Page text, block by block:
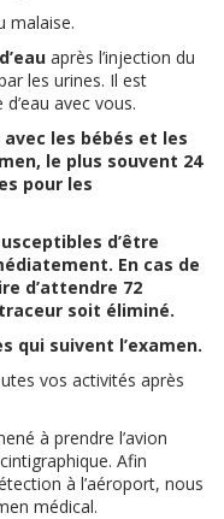
malaise.
après l’injection du
les urines. Il est
avec vous.
les bébés et les
le plus souvent 24
pour les
d’être
En cas de
d’attendre 72
soit éliminé.
qui suivent l’examen.
vos activités après
à prendre l’avion
Afin
à l’aéroport, nous
médical.